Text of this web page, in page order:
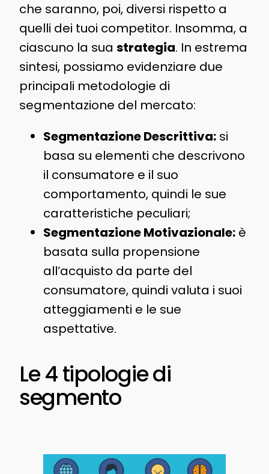
che saranno, poi, diversi rispetto a
quelli dei tuoi competitor. Insomma, a
ciascuno la sua strategia. In estrema
sintesi, possiamo evidenziare due
principali metodologie di
segmentazione del mercato:
Segmentazione Descrittiva:si
basa su elementi che descrivono
il consumatore e il suo
comportamento, quindi le sue
caratteristiche peculiari;
Segmentazione Motivazionale:è
basata sulla propensione
all’acquisto da parte del
consumatore, quindi valuta i suoi
atteggiamenti e le sue
aspettative.
Le 4 tipologie di
segmento